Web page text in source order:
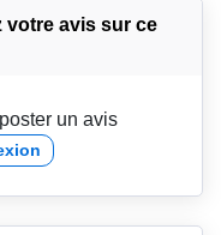
votre avis sur ce
un avis